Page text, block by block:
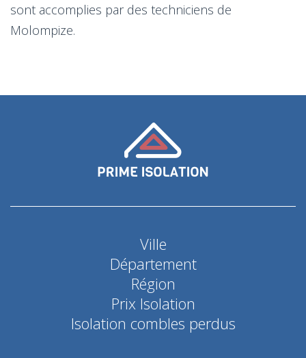
sont accomplies par des techniciens de
Molompize.
Ville
Département
Région
Prix Isolation
Isolation combles perdus